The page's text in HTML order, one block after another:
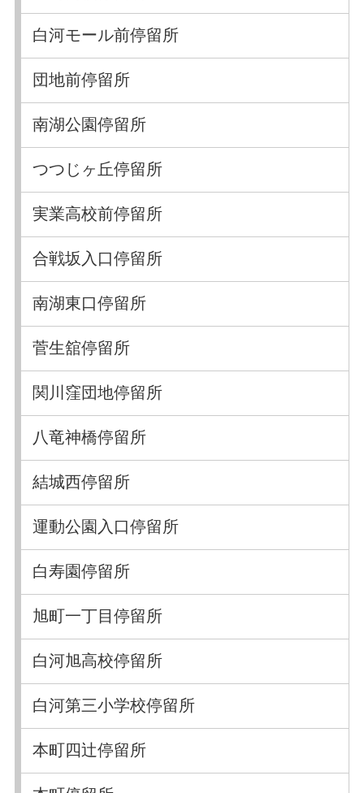
白河モール前停留所
団地前停留所
南湖公園停留所
つつじヶ丘停留所
実業高校前停留所
合戦坂入口停留所
南湖東口停留所
菅生舘停留所
関川窪団地停留所
八竜神橋停留所
結城西停留所
運動公園入口停留所
白寿園停留所
旭町一丁目停留所
白河旭高校停留所
白河第三小学校停留所
本町四辻停留所